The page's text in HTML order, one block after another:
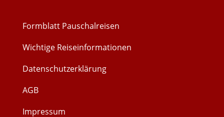
Formblatt Pauschalreisen
Wichtige Reiseinformationen
Datenschutzerklärung
AGB
Impressum